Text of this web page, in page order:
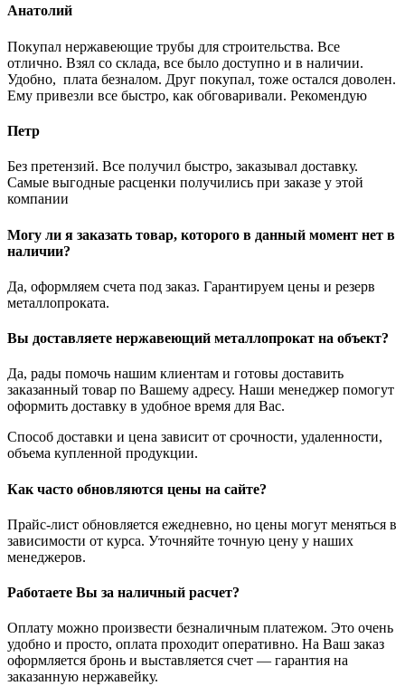
Анатолий
Покупал нержавеющие трубы для строительства. Все
отлично. Взял со склада, все было доступно и в наличии.
Удобно, плата безналом. Друг покупал, тоже остался доволен.
Ему привезли все быстро, как обговаривали. Рекомендую
Петр
Без претензий. Все получил быстро, заказывал доставку.
Самые выгодные расценки получились при заказе у этой
компании
Могу ли я заказать товар, которого в данный момент нет в
наличии?
Да, оформляем счета под заказ. Гарантируем цены и резерв
металлопроката.
Вы доставляете нержавеющий металлопрокат на объект?
Да, рады помочь нашим клиентам и готовы доставить
заказанный товар по Вашему адресу. Наши менеджер помогут
оформить доставку в удобное время для Вас.
Способ доставки и цена зависит от срочности, удаленности,
объема купленной продукции.
Как часто обновляются цены на сайте?
Прайс-лист обновляется ежедневно, но цены могут меняться в
зависимости от курса. Уточняйте точную цену у наших
менеджеров.
Работаете Вы за наличный расчет?
Оплату можно произвести безналичным платежом. Это очень
удобно и просто, оплата проходит оперативно. На Ваш заказ
оформляется бронь и выставляется счет — гарантия на
заказанную нержавейку.